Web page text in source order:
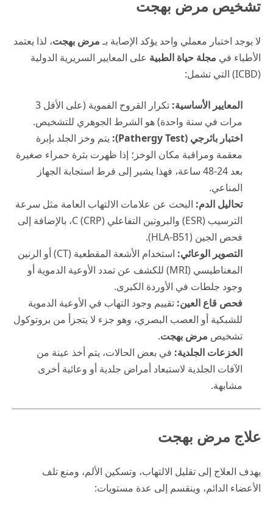
تشخيص مرض بهجت
لا يوجد اختبار معملي واحد يؤكد الإصابة بـمرض بهجت، لذا يعتمد
الأطباء في مجلة حياة الطبية على المعايير السريرية الدولية
(ICBD) التي تشمل:
المعايير الأساسية:
تكرار القروح الفموية (على الأقل 3
مرات في سنة واحدة) هو الشرط الجوهري للتشخيص.
اختبار باثرجي (Pathergy Test):
يتم وخز الجلد بإبرة
معقمة ومراقبة مكان الوخز؛ إذا ظهرت بثرة حمراء صغيرة
بعد 24-48 ساعة، فهذا يشير إلى فرط استجابة الجهاز
المناعي.
تحاليل الدم: البحث عن علامات الالتهاب العامة مثل سرعة
الترسيب (ESR) والبروتين التفاعلي C (CRP)، بالإضافة إلى
فحص الجين (HLA-B51).
التصوير الوعائي:
استخدام الأشعة المقطعية (CT) أو الرنين
المغناطيسي (MRI) للكشف عن تمدد الأوعية الدموية أو
وجود جلطات في الأوردة الكبرى.
فحص قاع العين: تقييم وجود التهاب في الأوعية الدموية
للشبكية أو العصب البصري، وهو جزء لا يتجزأ من بروتوكول
تشخيص مرض بهجت.
الخزعات الجلدية: في بعض الحالات، يتم أخذ عينة من
الآفات الجلدية لاستبعاد أمراض جلدية أو وعائية أخرى
مشابهة.
علاج مرض بهجت
يهدف العلاج إلى تقليل الالتهاب، وتسكين الألم، ومنع تلف
الأعضاء الدائم، وينقسم إلى عدة مستويات: